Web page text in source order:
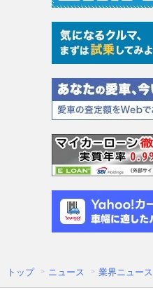
トップ ニュース 業界ニュース